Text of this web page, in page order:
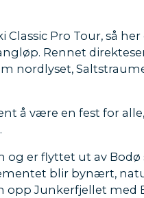
Classic Pro Tour, så
Rennet
nordlyset,
å være en fest for
og er flyttet ut av
blir bynært,
opp Junkerfjellet med